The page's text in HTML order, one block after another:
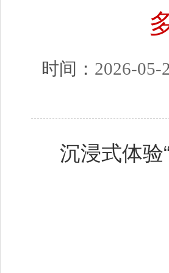
时间： 2026-05-
沉浸式体验